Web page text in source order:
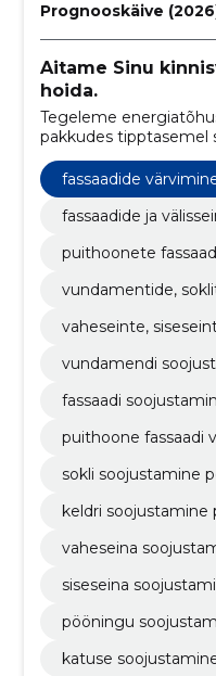
Prognooskäive
Aitame Sinu
hoida.
Tegeleme
pakkudes tipptasemel
hõlmavad fassaadide
vaheseinte, katuste,
soojustamist.
fassaadide
fassaadide ja
puithoonete
vundamentide,
vaheseinte,
vundamendi
fassaadi
puithoone fassaadi
sokli soojustamine
keldri soojustamine
vaheseina
siseseina
pööningu
katuse